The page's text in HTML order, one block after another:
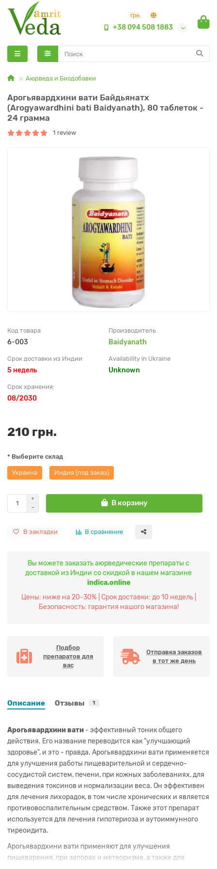
грн.
+38 094 508 1883
Аюрведа и Биодобавки
Арогьявардхини вати Байдьянатх
(Arogyawardhini bati Baidyanath), 80 таблеток -
24 грамма
1 review
Код товара
6-003
Производитель
Baidyanath
Срок доставки из Индии
5 недель
Availability in Ukraine
Unknown
Срок хранения:
08/2030
210 грн.
* Выберите склад
Украина Индия (под заказ)
В корзину
В закладки В сравнение
Вы можете заказать аюрведические препараты с
доставкой из Индии со скидкой в нашем магазине
indica.online
Цены: ниже на 20-30% | Срок доставки: до 10 недель |
Безопасность: гарантия нашого магазина!
Подбор
препаратов для
вас
Отправка заказов
в тот же день
Описание Отзывы 1
Арогьявардхини вати - эффективный тоник общего
действия. Его название переводится как "улучшающий
здоровье", и это - правда. Арогьявардхини вати применяется
для улучшения работы пищеварительной и сердечно-
сосудистой систем, печени, при кожных заболеваниях, для
выведения токсинов и нормализации веса. Он эффективен
для лечения лихорадок, в том числе хронических и является
противовоспалительным средством. Также этот препарат
используется для лечения гипотериоза и аутоиммунного
тиреоидита.
Арогьявардхини вати применяют для улучшения
пищеварения, при запорах и метеоризме, а также для